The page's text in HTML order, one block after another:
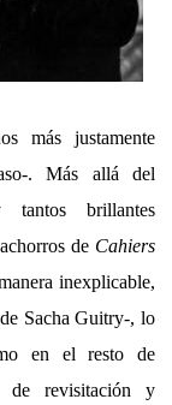
más justamente
. Más allá del
tantos brillantes
de Cahiers
inexplicable,
Sacha Guitry-, lo
en el resto de
de revisitación y